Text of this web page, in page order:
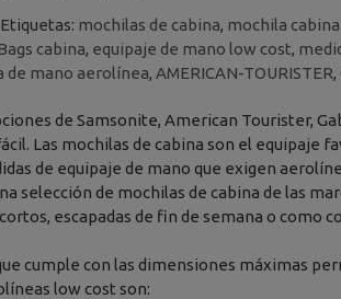
Etiquetas: mochilas de cabina, mochila
cabina, equipaje de mano low cost,
de mano aerolínea, AMERICAN-TOURISTER,
de Samsonite, American Tourister,
Las mochilas de cabina son el equipaje
de equipaje de mano que exigen
selección de mochilas de cabina de las
escapadas de fin de semana o como
cumple con las dimensiones máximas
low cost son: